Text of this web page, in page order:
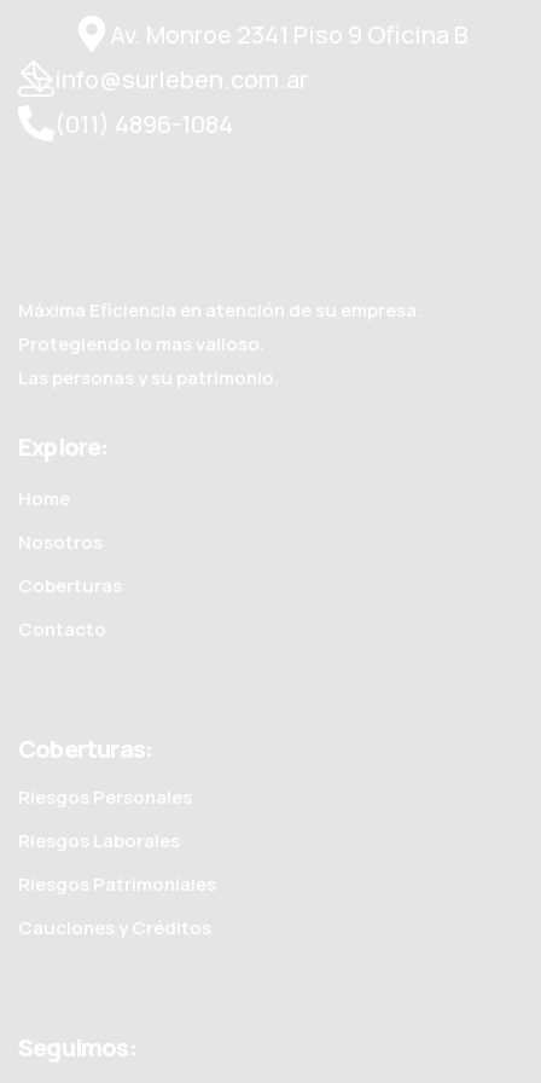
Av. Monroe 2341 Piso 9 Oficina B
info@surleben.com.ar
(011) 4896-1084
Máxima Eficiencia en atención de su empresa.
Protegiendo lo mas valioso.
Las personas y su patrimonio.
Explore:
Home
Nosotros
Coberturas
Contacto
Coberturas:
Riesgos Personales
Riesgos Laborales
Riesgos Patrimoniales
Cauciones y Créditos
Seguimos: